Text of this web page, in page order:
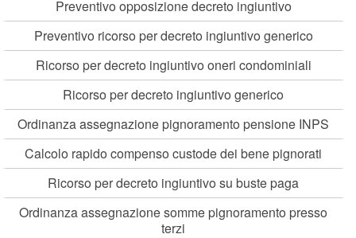
Preventivo opposizione decreto ingiuntivo
Preventivo ricorso per decreto ingiuntivo generico
Ricorso per decreto ingiuntivo oneri condominiali
Ricorso per decreto ingiuntivo generico
Ordinanza assegnazione pignoramento pensione INPS
Calcolo rapido compenso custode dei bene pignorati
Ricorso per decreto ingiuntivo su buste paga
Ordinanza assegnazione somme pignoramento presso
terzi